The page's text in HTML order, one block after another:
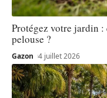
Protégez votre jardin
pelouse ?
Gazon 4 juillet 2026